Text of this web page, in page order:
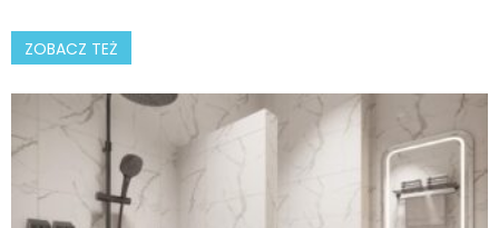
ZOBACZ TEŻ